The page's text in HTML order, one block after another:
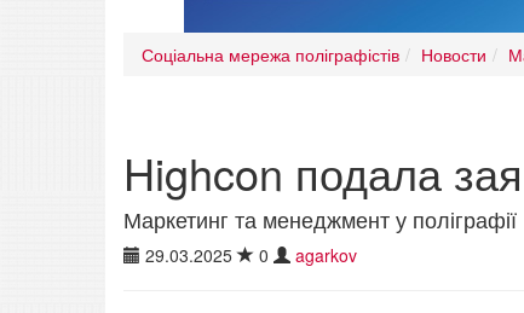
Соціальна мережа поліграфістів Новости
Highcon подала
Маркетинг та менеджмент у поліграфії
29.03.2025 0 agarkov